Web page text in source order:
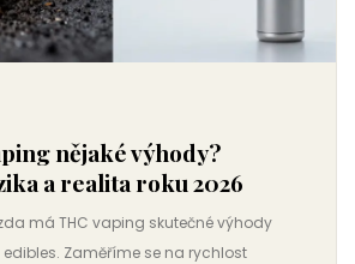
nějaké výhody?
a realita roku 2026
má THC vaping skutečné výhody
edibles. Zaměříme se na rychlost